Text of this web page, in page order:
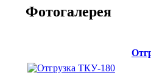
Фотогалерея